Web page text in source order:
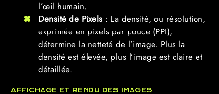
l’œil humain.
Densité de Pixels : La densité, ou résolution,
exprimée en pixels par pouce (PPI),
détermine la netteté de l’image. Plus la
densité est élevée, plus l’image est claire et
détaillée.
AFFICHAGE ET RENDU DES IMAGES